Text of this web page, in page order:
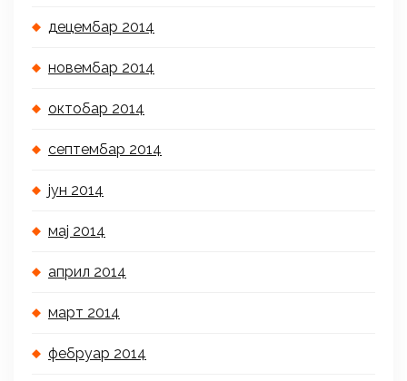
децембар 2014
новембар 2014
октобар 2014
септембар 2014
јун 2014
мај 2014
април 2014
март 2014
фебруар 2014